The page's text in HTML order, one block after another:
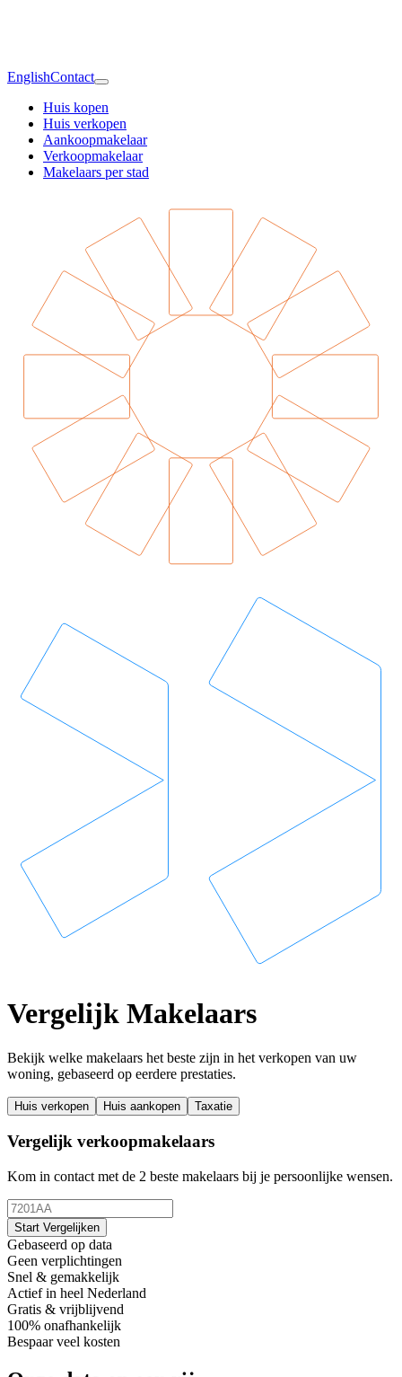
EnglishContact
Huis kopen
Huis verkopen
Aankoopmakelaar
Verkoopmakelaar
Makelaars per stad
Vergelijk Makelaars
Bekijk welke makelaars het beste zijn in het verkopen van uw
woning, gebaseerd op eerdere prestaties.
Huis verkopen Huis aankopen Taxatie
Vergelijk verkoopmakelaars
Kom in contact met de 2 beste makelaars bij je persoonlijke wensen.
Start Vergelijken
Gebaseerd op data
Geen verplichtingen
Snel & gemakkelijk
Actief in heel Nederland
Gratis & vrijblijvend
100% onafhankelijk
Bespaar veel kosten